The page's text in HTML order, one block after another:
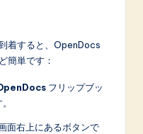
着すると、OpenDocs
簡単です：
フリップブッ
面右上にあるボタンで